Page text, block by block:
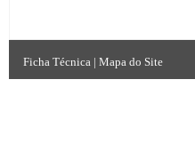
Ficha Técnica | Mapa do Site